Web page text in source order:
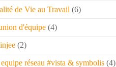
de Vie au Travail (6)
d'équipe(4)
(2)
réseau #vista & symbolis(4)